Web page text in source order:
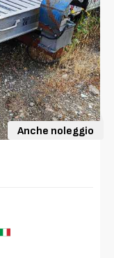
Anche noleggio